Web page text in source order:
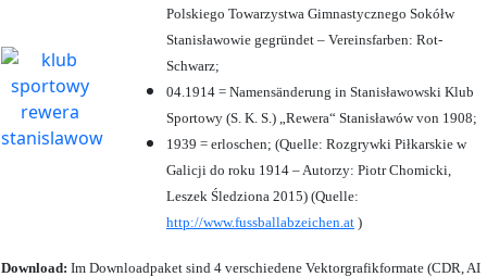
Polskiego Towarzystwa Gimnastycznego Sokółw
Stanisławowie gegründet – Vereinsfarben: Rot-
Schwarz;
04.1914 = Namensänderung in Stanisławowski Klub
Sportowy (S. K. S.) „Rewera“ Stanisławów von 1908;
1939 = erloschen; (Quelle: Rozgrywki Piłkarskie w
Galicji do roku 1914 – Autorzy: Piotr Chomicki,
Leszek Śledziona 2015) (Quelle:
http://www.fussballabzeichen.at )
Download: Im Downloadpaket sind 4 verschiedene Vektorgrafikformate (CDR, AI